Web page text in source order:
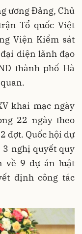
ương Đảng, Chủ
Tổ quốc Việt
Viện Kiểm sát
diện lãnh đạo
thành phố Hà
khai mạc ngày
22 ngày theo
đợt. Quốc hội dự
3 nghị quyết quy
về 9 dự án luật
định công tác